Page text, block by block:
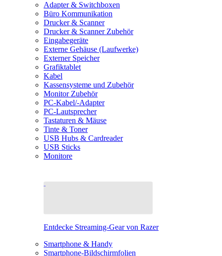
Adapter & Switchboxen
Büro Kommunikation
Drucker & Scanner
Drucker & Scanner Zubehör
Eingabegeräte
Externe Gehäuse (Laufwerke)
Externer Speicher
Grafiktablet
Kabel
Kassensysteme und Zubehör
Monitor Zubehör
PC-Kabel/-Adapter
PC-Lautsprecher
Tastaturen & Mäuse
Tinte & Toner
USB Hubs & Cardreader
USB Sticks
Monitore
Entdecke Streaming-Gear von Razer
Smartphone & Handy
Smartphone-Bildschirmfolien